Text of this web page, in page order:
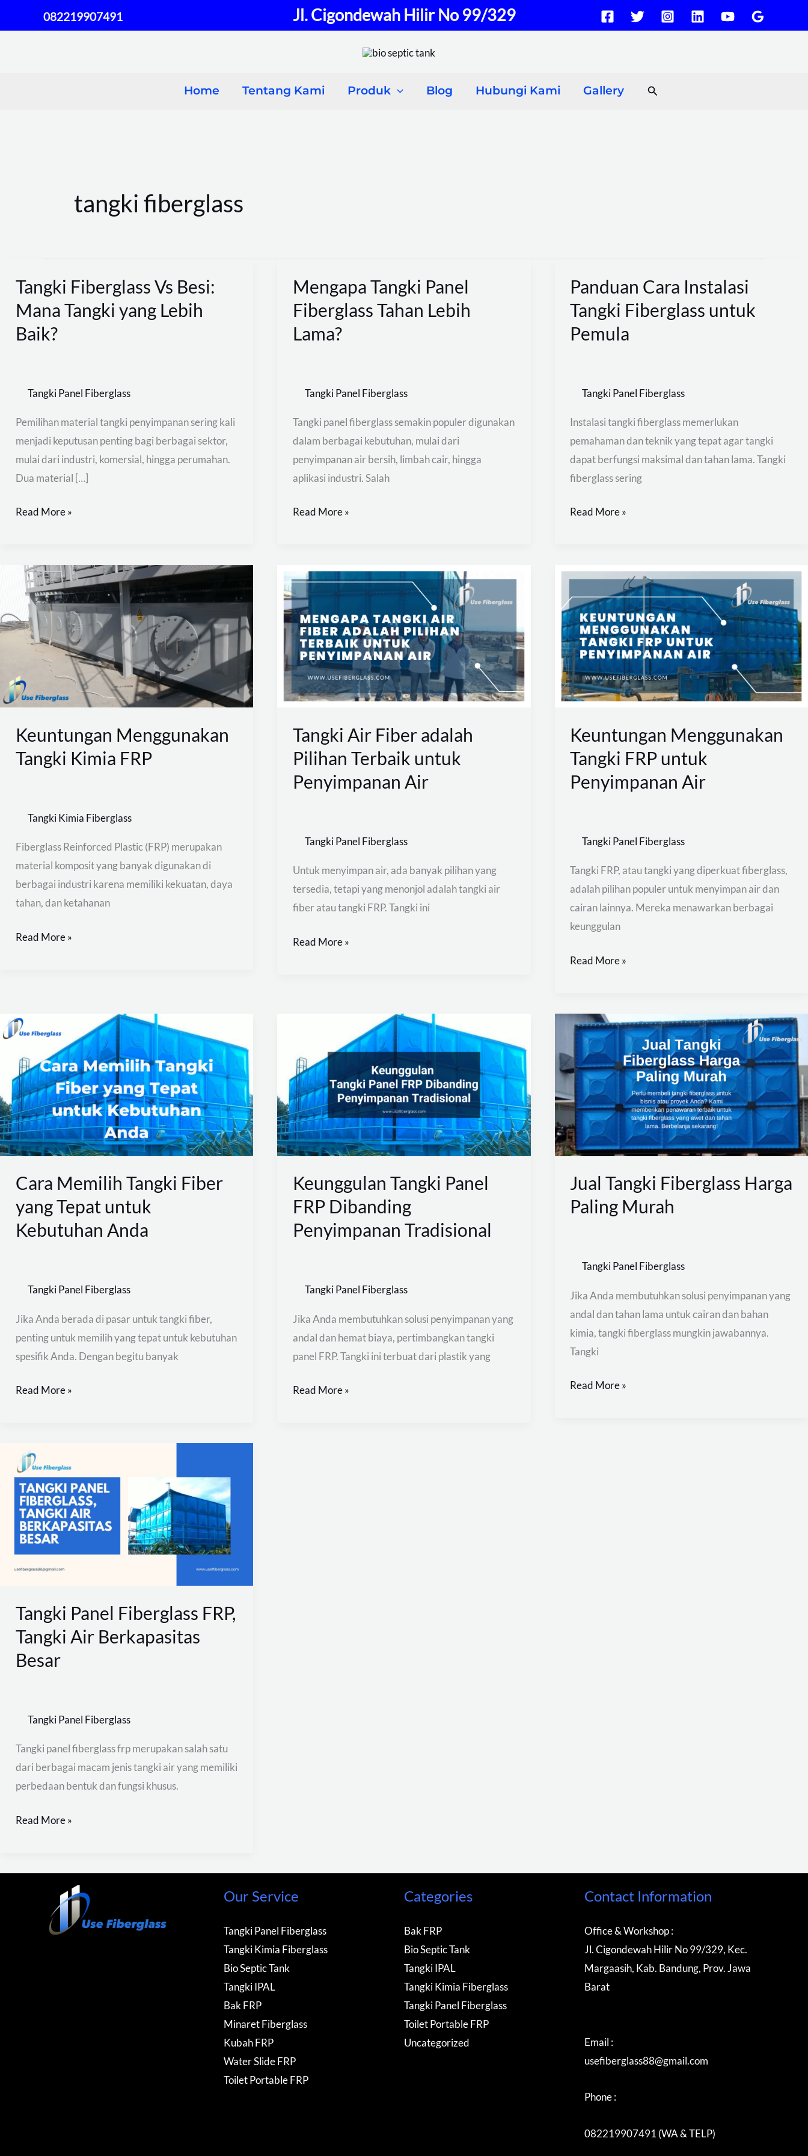
to
082219907491 Jl. Cigondewah Hilir No 99/329
Home Tentang Kami Produk Blog Hubungi Kami Gallery Search
tangki fiberglass
Tangki Fiberglass Vs Besi:
Mana Tangki yang Lebih
Baik?
Tangki Panel Fiberglass
Pemilihan material tangki penyimpanan sering kali
menjadi keputusan penting bagi berbagai sektor,
mulai dari industri, komersial, hingga perumahan.
Dua material […]
Tangki
Fiberglass
Vs
Besi:
yang
Read More »
Mengapa Tangki Panel
Fiberglass Tahan Lebih
Lama?
Tangki Panel Fiberglass
Tangki panel fiberglass semakin populer digunakan
dalam berbagai kebutuhan, mulai dari
penyimpanan air bersih, limbah cair, hingga
aplikasi industri. Salah
Mengapa
Tangki
Panel
Fiberglass
Lama?
Read More »
Panduan Cara Instalasi
Tangki Fiberglass untuk
Pemula
Tangki Panel Fiberglass
Instalasi tangki fiberglass memerlukan
pemahaman dan teknik yang tepat agar tangki
dapat berfungsi maksimal dan tahan lama. Tangki
fiberglass sering
Panduan
Cara
Instalasi
Tangki
Pemula
Read More »
Keuntungan Menggunakan
Tangki Kimia FRP
Tangki Kimia Fiberglass
Fiberglass Reinforced Plastic (FRP) merupakan
material komposit yang banyak digunakan di
berbagai industri karena memiliki kekuatan, daya
tahan, dan ketahanan
Keuntungan
Menggunakan
Tangki
Kimia
FRP
Read More »
Tangki Air Fiber adalah
Pilihan Terbaik untuk
Penyimpanan Air
Tangki Panel Fiberglass
Untuk menyimpan air, ada banyak pilihan yang
tersedia, tetapi yang menonjol adalah tangki air
fiber atau tangki FRP. Tangki ini
Tangki
Air
Fiber
adalah
Pilihan
Terbaik
untuk
Penyimpanan
Read More »
Keuntungan Menggunakan
Tangki FRP untuk
Penyimpanan Air
Tangki Panel Fiberglass
Tangki FRP, atau tangki yang diperkuat fiberglass,
adalah pilihan populer untuk menyimpan air dan
cairan lainnya. Mereka menawarkan berbagai
keunggulan
Keuntungan
Menggunakan
Tangki
FRP
untuk
Penyimpanan
Air
Read More »
Cara Memilih Tangki Fiber
yang Tepat untuk
Kebutuhan Anda
Tangki Panel Fiberglass
Jika Anda berada di pasar untuk tangki fiber,
penting untuk memilih yang tepat untuk kebutuhan
spesifik Anda. Dengan begitu banyak
Cara
Memilih
Tangki
Fiber
yang
Tepat
untuk
Kebutuhan
Read More »
Keunggulan Tangki Panel
FRP Dibanding
Penyimpanan Tradisional
Tangki Panel Fiberglass
Jika Anda membutuhkan solusi penyimpanan yang
andal dan hemat biaya, pertimbangkan tangki
panel FRP. Tangki ini terbuat dari plastik yang
Panel
FRP
Dibanding
Penyimpanan
Tradisional
Read More »
Jual Tangki Fiberglass Harga
Paling Murah
Tangki Panel Fiberglass
Jika Anda membutuhkan solusi penyimpanan yang
andal dan tahan lama untuk cairan dan bahan
kimia, tangki fiberglass mungkin jawabannya.
Tangki
Jual
Tangki
Fiberglass
Harga
Paling
Murah
Read More »
Tangki Panel Fiberglass FRP,
Tangki Air Berkapasitas
Besar
Tangki Panel Fiberglass
Tangki panel fiberglass frp merupakan salah satu
dari berbagai macam jenis tangki air yang memiliki
perbedaan bentuk dan fungsi khusus.
Tangki
Panel
Fiberglass
FRP,
Tangki
Air
Read More »
Our Service
Tangki Panel Fiberglass
Tangki Kimia Fiberglass
Bio Septic Tank
Tangki IPAL
Bak FRP
Minaret Fiberglass
Kubah FRP
Water Slide FRP
Toilet Portable FRP
Categories
Bak FRP
Bio Septic Tank
Tangki IPAL
Tangki Kimia Fiberglass
Tangki Panel Fiberglass
Toilet Portable FRP
Uncategorized
Contact Information
Office & Workshop :
Jl. Cigondewah Hilir No 99/329, Kec.
Margaasih, Kab. Bandung, Prov. Jawa
Barat
Email :
usefiberglass88@gmail.com
Phone :
082219907491 (WA & TELP)